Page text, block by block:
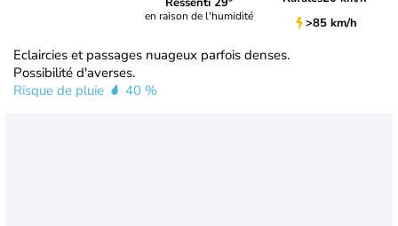
en raison de l'humidité
>85 km/h
Eclaircies et passages nuageux parfois denses.
Possibilité d'averses.
Risque de pluie
40 %